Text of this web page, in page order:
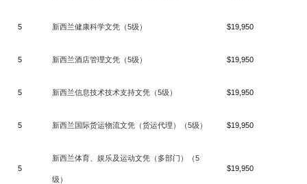
5 新西兰健康科学文凭（5级） $19,950
5 新西兰酒店管理文凭（5级） $19,950
5 新西兰信息技术技术支持文凭（5级） $19,950
5 新西兰国际货运物流文凭（货运代理）（5级） $19,950
5
新西兰体育、娱乐及运动文凭（多部门）（5
级）
$19,950